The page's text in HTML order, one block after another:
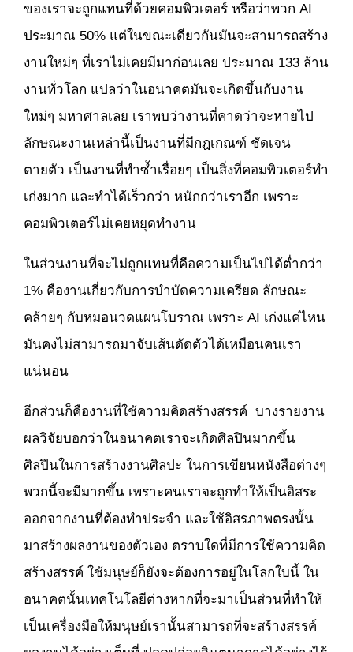
ของเราจะถูกแทนที่ด้วยคอมพิวเตอร์ หรือว่าพวก AI
ประมาณ 50% แต่ในขณะเดียวกันมันจะสามารถสร้าง
งานใหม่ๆ ที่เราไม่เคยมีมาก่อนเลย ประมาณ 133 ล้าน
งานทั่วโลก แปลว่าในอนาคตมันจะเกิดขึ้นกับงาน
ใหม่ๆ มหาศาลเลย เราพบว่างานที่คาดว่าจะหายไป
ลักษณะงานเหล่านี้เป็นงานที่มีกฎเกณฑ์ ชัดเจน
ตายตัว เป็นงานที่ทำซ้ำเรื่อยๆ เป็นสิ่งที่คอมพิวเตอร์ทำ
เก่งมาก และทำได้เร็วกว่า หนักกว่าเราอีก เพราะ
คอมพิวเตอร์ไม่เคยหยุดทำงาน
ในส่วนงานที่จะไม่ถูกแทนที่คือความเป็นไปได้ต่ำกว่า
1% คืองานเกี่ยวกับการบำบัดความเครียด ลักษณะ
คล้ายๆ กับหมอนวดแผนโบราณ เพราะ AI เก่งแค่ไหน
มันคงไม่สามารถมาจับเส้นดัดตัวได้เหมือนคนเรา
แน่นอน
อีกส่วนก็คืองานที่ใช้ความคิดสร้างสรรค์ บางรายงาน
ผลวิจัยบอกว่าในอนาคตเราจะเกิดศิลปินมากขึ้น
ศิลปินในการสร้างงานศิลปะ ในการเขียนหนังสือต่างๆ
พวกนี้จะมีมากขึ้น เพราะคนเราจะถูกทำให้เป็นอิสระ
ออกจากงานที่ต้องทำประจำ และใช้อิสรภาพตรงนั้น
มาสร้างผลงานของตัวเอง ตราบใดที่มีการใช้ความคิด
สร้างสรรค์ ใช้มนุษย์ก็ยังจะต้องการอยู่ในโลกใบนี้ ใน
อนาคตนั้นเทคโนโลยีต่างหากที่จะมาเป็นส่วนที่ทำให้
เป็นเครื่องมือให้มนุษย์เรานั้นสามารถที่จะสร้างสรรค์